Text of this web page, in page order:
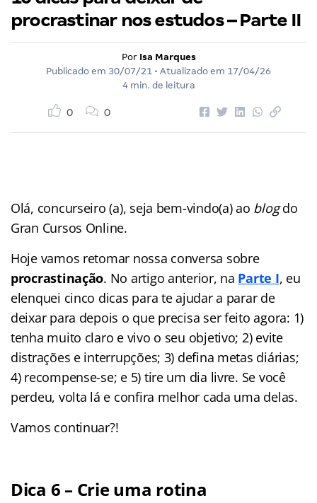
procrastinar nos estudos – Parte II
Por Isa Marques
Publicado em 30/07/21 • Atualizado em 17/04/26
4 min. de leitura
0 0
Olá, concurseiro (a), seja bem-vindo(a) ao blogdo
Gran Cursos Online.
Hoje vamos retomar nossa conversa sobre
procrastinação. No artigo anterior, na Parte I, eu
elenquei cinco dicas para te ajudar a parar de
deixar para depois o que precisa ser feito agora: 1)
tenha muito claro e vivo o seu objetivo; 2) evite
distrações e interrupções; 3) defina metas diárias;
4) recompense-se; e 5) tire um dia livre. Se você
perdeu, volta lá e confira melhor cada uma delas.
Vamos continuar?!
Dica 6 – Crie uma rotina